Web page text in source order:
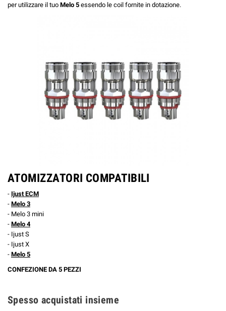
per utilizzare il tuo Melo 5 essendo le coil fornite in dotazione.
ATOMIZZATORI COMPATIBILI
- Ijust ECM
- Melo 3
- Melo 3 mini
- Melo 4
- Ijust S
- Ijust X
- Melo 5
CONFEZIONE DA 5 PEZZI
Spesso acquistati insieme